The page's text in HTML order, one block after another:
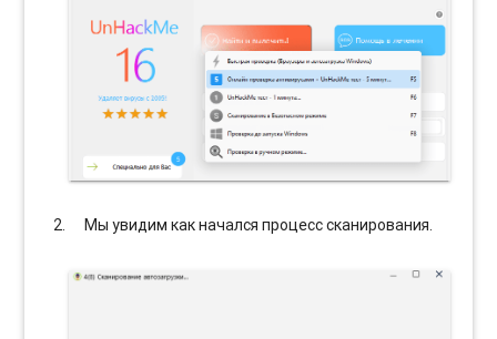
Мы увидим как начался процесс сканирования.